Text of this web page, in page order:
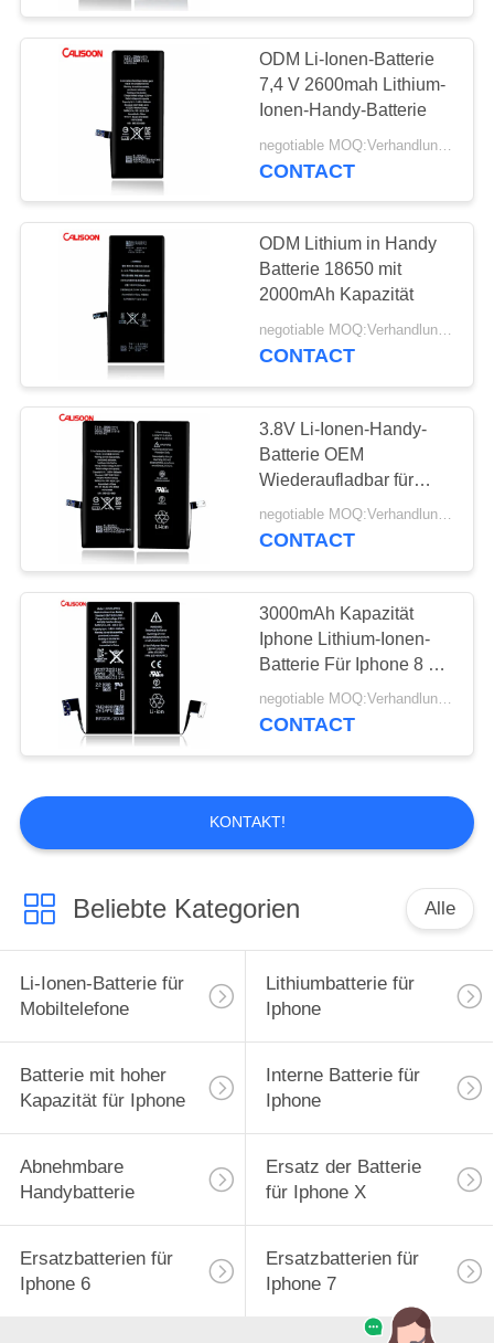
ODM Li-Ionen-Batterie
7,4 V 2600mah Lithium-
Ionen-Handy-Batterie
CONTACT
ODM Lithium in Handy
Batterie 18650 mit
2000mAh Kapazität
negotiable MOQ:Verhandlungsfähig
CONTACT
3.8V Li-Ionen-Handy-
Batterie OEM
Wiederaufladbar für
Smartphone
negotiable MOQ:Verhandlungsfähig
CONTACT
3000mAh Kapazität
Iphone Lithium-Ionen-
Batterie Für Iphone 8 Mit
kostenlosem Versand
negotiable MOQ:Verhandlungsfähig
CONTACT
KONTAKT!
Beliebte Kategorien Alle
Li-Ionen-Batterie für
Mobiltelefone
Lithiumbatterie für
Iphone
Batterie mit hoher
Kapazität für Iphone
Interne Batterie für
Iphone
Abnehmbare
Handybatterie
Ersatz der Batterie
für Iphone X
Ersatzbatterien für
Iphone 6
Ersatzbatterien für
Iphone 7